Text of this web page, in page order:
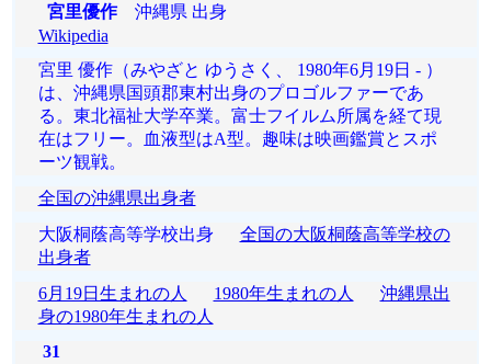
宮里優作沖縄県 出身
Wikipedia
宮里 優作（みやざと ゆうさく、 1980年6月19日 - ）
は、沖縄県国頭郡東村出身のプロゴルファーであ
る。東北福祉大学卒業。富士フイルム所属を経て現
在はフリー。血液型はA型。趣味は映画鑑賞とスポ
ーツ観戦。
全国の沖縄県出身者
大阪桐蔭高等学校出身 全国の大阪桐蔭高等学校の
出身者
6月19日生まれの人
1980年生まれの人
沖縄県出
身の1980年生まれの人
31